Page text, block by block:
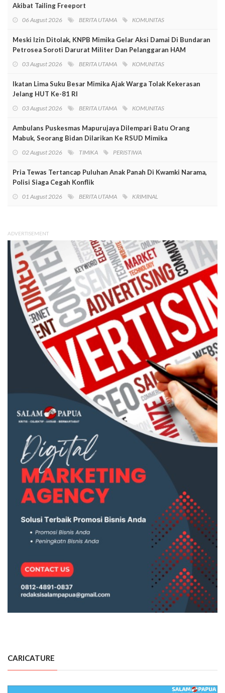
Akibat Tailing Freeport
06 August 2026 BERITA UTAMA KOMUNITAS
Meski Izin Ditolak, KNPB Mimika Gelar Aksi Damai Di Bundaran
Petrosea Soroti Darurat Militer Dan Pelanggaran HAM
03 August 2026 BERITA UTAMA KOMUNITAS
Ikatan Lima Suku Besar Mimika Ajak Warga Tolak Kekerasan
Jelang HUT Ke-81 RI
03 August 2026 BERITA UTAMA KOMUNITAS
Ambulans Puskesmas Mapurujaya Dilempari Batu Orang
Mabuk, Seorang Bidan Dilarikan Ke RSUD Mimika
02 August 2026 TIMIKA PERISTIWA
Pria Tewas Tertancap Puluhan Anak Panah Di Kwamki Narama,
Polisi Siaga Cegah Konflik
01 August 2026 BERITA UTAMA KRIMINAL
ADVERTISEMENT
CARICATURE